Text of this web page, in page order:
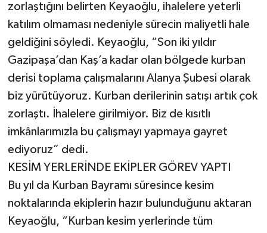
zorlaştığını belirten Keyaoğlu, ihalelere yeterli
katılım olmaması nedeniyle sürecin maliyetli hale
geldiğini söyledi. Keyaoğlu, “Son iki yıldır
Gazipaşa’dan Kaş’a kadar olan bölgede kurban
derisi toplama çalışmalarını Alanya Şubesi olarak
biz yürütüyoruz. Kurban derilerinin satışı artık çok
zorlaştı. İhalelere girilmiyor. Biz de kısıtlı
imkânlarımızla bu çalışmayı yapmaya gayret
ediyoruz” dedi.
​KESİM YERLERİNDE EKİPLER GÖREV YAPTI
​Bu yıl da Kurban Bayramı süresince kesim
noktalarında ekiplerin hazır bulunduğunu aktaran
Keyaoğlu, “Kurban kesim yerlerinde tüm